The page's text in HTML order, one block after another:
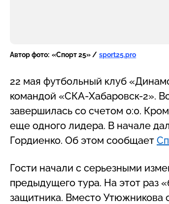
Автор фото: «Спорт 25» / sport25.pro
22 мая футбольный клуб
командой «СКА-Хабаровск-2».
завершилась со счетом 0:0.
еще одного лидера. В начале
Гордиенко. Об этом сообщает
Гости начали с серьезными
предыдущего тура. На этот раз
защитника. Вместо Утюжникова